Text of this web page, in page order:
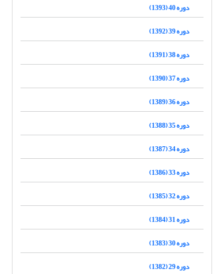
دوره 40 (1393)
دوره 39 (1392)
دوره 38 (1391)
دوره 37 (1390)
دوره 36 (1389)
دوره 35 (1388)
دوره 34 (1387)
دوره 33 (1386)
دوره 32 (1385)
دوره 31 (1384)
دوره 30 (1383)
دوره 29 (1382)